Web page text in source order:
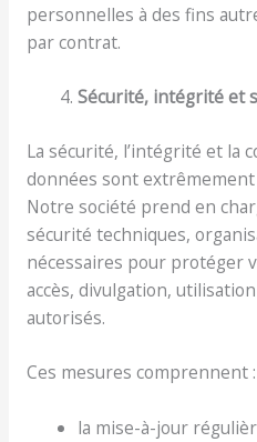
personnelles à des fins
par contrat.
Sécurité, intégrité et
La sécurité, l’intégrité et la
données sont
Notre société prend en
sécurité techniques,
nécessaires pour protéger
accès, divulgation,
autorisés.
Ces mesures comprennent :
la mise-à-jour